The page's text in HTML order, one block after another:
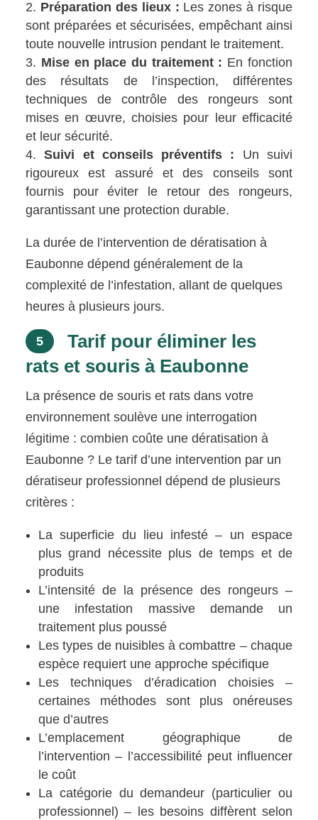
Préparation des lieux : Les zones à risque
sont préparées et sécurisées, empêchant ainsi
toute nouvelle intrusion pendant le traitement.
Mise en place du traitement : En fonction
des résultats de l’inspection, différentes
techniques de contrôle des rongeurs sont
mises en œuvre, choisies pour leur efficacité
et leur sécurité.
Suivi et conseils préventifs : Un suivi
rigoureux est assuré et des conseils sont
fournis pour éviter le retour des rongeurs,
garantissant une protection durable.
La durée de l’intervention de dératisation à
Eaubonne dépend généralement de la
complexité de l’infestation, allant de quelques
heures à plusieurs jours.
5
Tarif pour éliminer les
rats et souris à Eaubonne
La présence de souris et rats dans votre
environnement soulève une interrogation
légitime : combien coûte une dératisation à
Eaubonne ? Le tarif d’une intervention par un
dératiseur professionnel dépend de plusieurs
critères :
La superficie du lieu infesté – un espace
plus grand nécessite plus de temps et de
produits
L’intensité de la présence des rongeurs –
une infestation massive demande un
traitement plus poussé
Les types de nuisibles à combattre – chaque
espèce requiert une approche spécifique
Les techniques d’éradication choisies –
certaines méthodes sont plus onéreuses
que d’autres
L’emplacement géographique de
l’intervention – l’accessibilité peut influencer
le coût
La catégorie du demandeur (particulier ou
professionnel) – les besoins diffèrent selon